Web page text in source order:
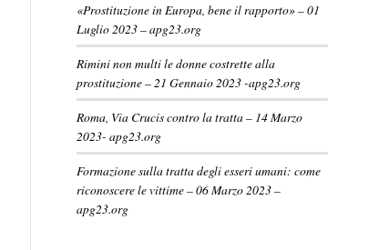
«Prostituzione in Europa, bene il rapporto» – 01
Luglio 2023 – apg23.org
Rimini non multi le donne costrette alla
prostituzione – 21 Gennaio 2023 -apg23.org
Roma, Via Crucis contro la tratta – 14 Marzo
2023- apg23.org
Formazione sulla tratta degli esseri umani: come
riconoscere le vittime – 06 Marzo 2023 –
apg23.org